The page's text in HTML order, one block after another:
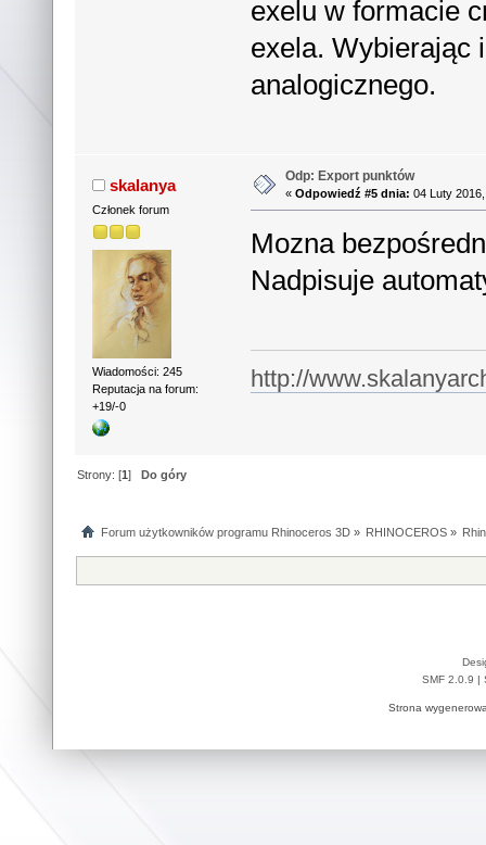
exelu w formacie
exela. Wybierając
analogicznego.
skalanya
Członek forum
Wiadomości: 245
Reputacja na forum:
+19/-0
Odp: Export punktów
«Odpowiedź #5 dnia: 04 Luty
Mozna
Nadpisuje
http://
Strony: [1]Do góry
Forum użytkowników programu Rhinoceros 3D» RHINOCEROS»
SMF 2.0.9 |
Strona